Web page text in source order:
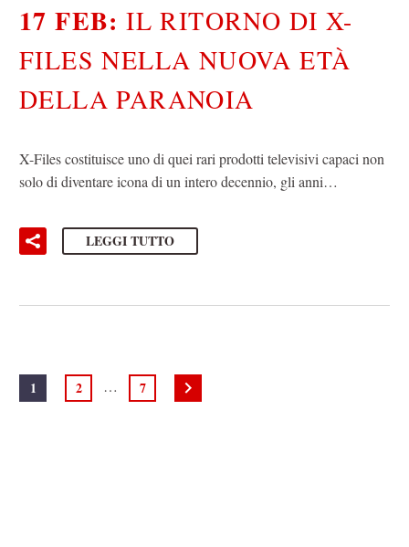
17 FEB:IL RITORNO DI X-
FILES NELLA NUOVA ETÀ
DELLA PARANOIA
X-Files costituisce uno di quei rari prodotti televisivi capaci non
solo di diventare icona di un intero decennio, gli anni…
LEGGI TUTTO
1 2 … 7